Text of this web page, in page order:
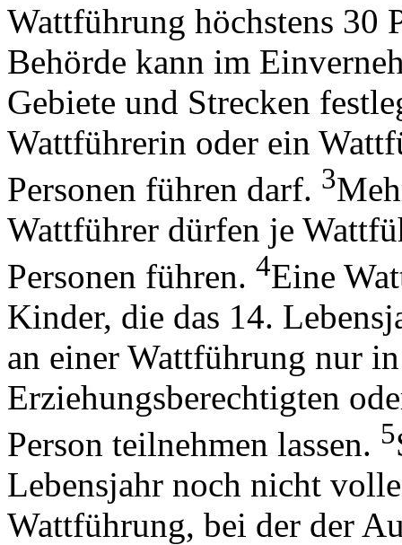
Wattführung höchstens 30
Behörde kann im
Gebiete und Strecken
Wattführerin oder ein
Personen führen darf. 3
Wattführer dürfen je
Personen führen. 4Eine
Kinder, die das 14.
an einer Wattführung nur
Erziehungsberechtigten
Person teilnehmen lassen. 5
Lebensjahr noch nicht
Wattführung, bei der der